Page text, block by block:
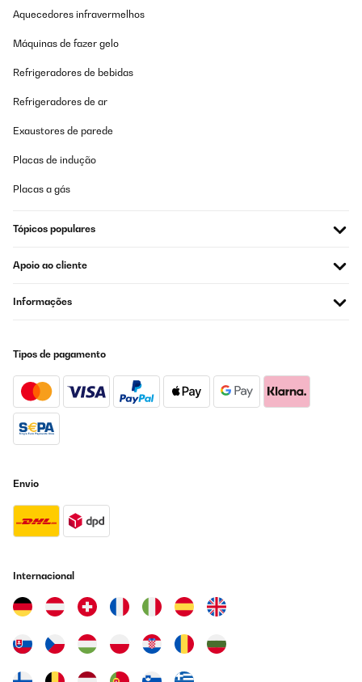
It’s easy to use, and looks good.
Utilisateur d'Amazon
Traduzir
TOP
AVALIAÇÃO COMPROVADA
Veramente bello e funzionale ottimo per riscaldare circa 70/80
Utente Amazon
des Konvektoranteils (Strömungsrichtung) nur Vertikal zu
montieren. Auch eine Deckenmontage ist
ausgeschlossen.Frontabstand von Inventar sollte 40 cm
Wärmestau (in der Fensternische) entsteht oder an den
(unbeheizt) als Whiteboard nutzbar wäre, vor allem aber die
gleichzeitige LED Illumination (Farben und Stärke in Stufen
Wandheizung.Die Heizung ist technisch stark ausgerüstet, kann
am Heizkörper, als auch mit der beiliegenden Handfernbedienung
Modul auf, womit jeder damit ausgestattete Raum mit der
Aquecedores infravermelhos
Máquinas de fazer gelo
Refrigeradores de bebidas
Refrigeradores de ar
Exaustores de parede
Placas de indução
Placas a gás
Tópicos populares
Apoio ao cliente
Informações
Tipos de pagamento
Envio
Internacional